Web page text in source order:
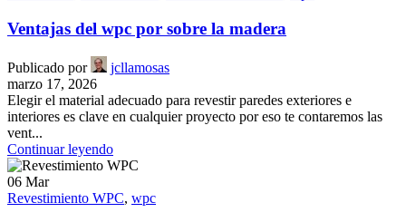
Ventajas del wpc por sobre la madera
Publicado por
jcllamosas
marzo 17, 2026
Elegir el material adecuado para revestir paredes exteriores e
interiores es clave en cualquier proyecto por eso te contaremos las
vent...
Continuar leyendo
06 Mar
Revestimiento WPC, wpc